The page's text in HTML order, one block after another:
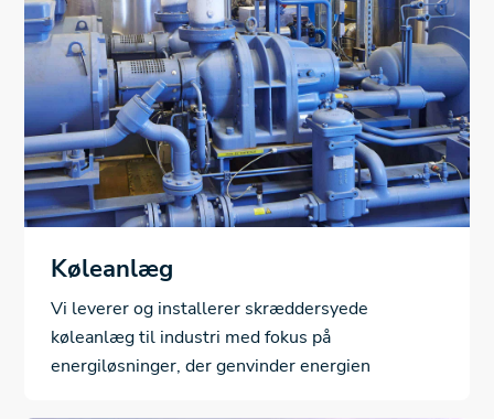
Køleanlæg
Vi leverer og installerer skræddersyede
køleanlæg til industri med fokus på
energiløsninger, der genvinder energien